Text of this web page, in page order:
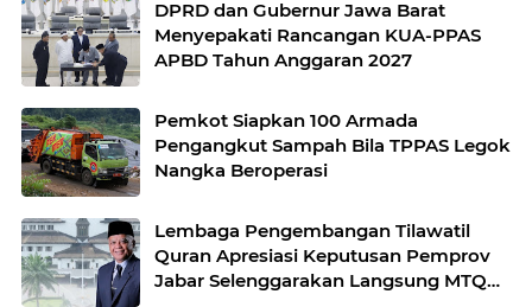
DPRD dan Gubernur Jawa Barat
Menyepakati Rancangan KUA-PPAS
APBD Tahun Anggaran 2027
Pemkot Siapkan 100 Armada
Pengangkut Sampah Bila TPPAS Legok
Nangka Beroperasi
Lembaga Pengembangan Tilawatil
Quran Apresiasi Keputusan Pemprov
Jabar Selenggarakan Langsung MTQ